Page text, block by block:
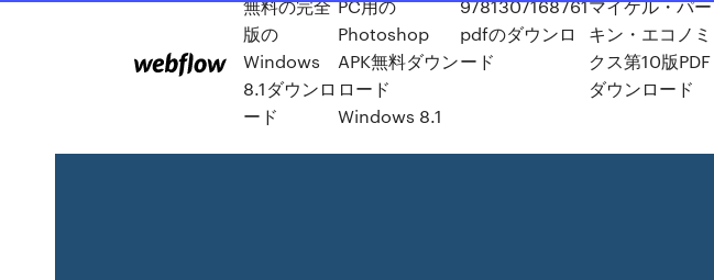
無料の完全
版の
Windows
8.1ダウンロ
ード
PC用の
Photoshop
APK無料ダウン
ロード
Windows 8.1
9781307168761
pdfのダウンロ
ード
マイケル・パー
キン・エコノミ
クス第10版PDF
ダウンロード